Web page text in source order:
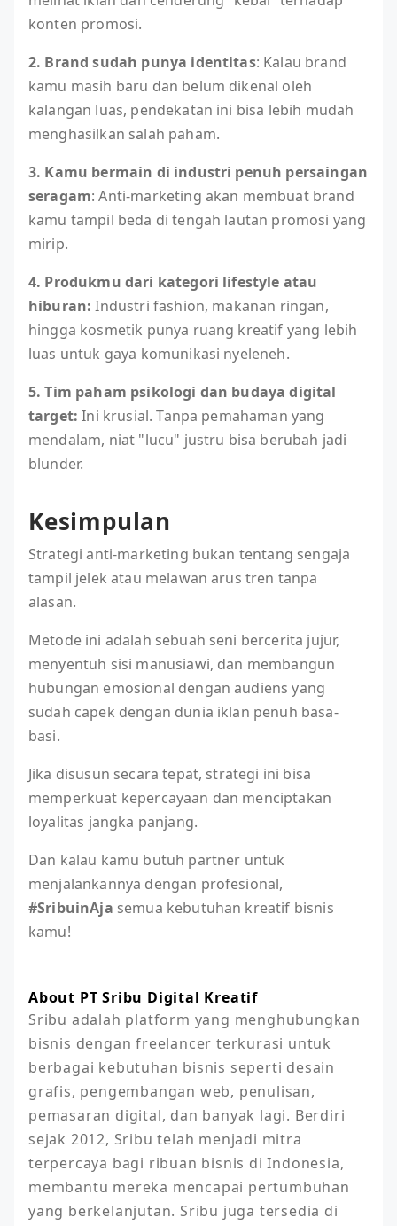
konten promosi.
2. Brand sudah punya identitas: Kalau brand
kamu masih baru dan belum dikenal oleh
kalangan luas, pendekatan ini bisa lebih mudah
menghasilkan salah paham.
3. Kamu bermain di industri penuh persaingan
seragam: Anti-marketing akan membuat brand
kamu tampil beda di tengah lautan promosi yang
mirip.
4. Produkmu dari kategori lifestyle atau
hiburan:Industri fashion, makanan ringan,
hingga kosmetik punya ruang kreatif yang lebih
luas untuk gaya komunikasi nyeleneh.
5. Tim paham psikologi dan budaya digital
target:Ini krusial. Tanpa pemahaman yang
mendalam, niat "lucu" justru bisa berubah jadi
blunder.
Kesimpulan
Strategi anti-marketing bukan tentang sengaja
tampil jelek atau melawan arus tren tanpa
alasan.
Metode ini adalah sebuah seni bercerita jujur,
menyentuh sisi manusiawi, dan membangun
hubungan emosional dengan audiens yang
sudah capek dengan dunia iklan penuh basa-
basi.
Jika disusun secara tepat, strategi ini bisa
memperkuat kepercayaan dan menciptakan
loyalitas jangka panjang.
Dan kalau kamu butuh partner untuk
menjalankannya dengan profesional,
#SribuinAja semua kebutuhan kreatif bisnis
kamu!
About PT Sribu Digital Kreatif
Sribu adalah platform yang menghubungkan
bisnis dengan freelancer terkurasi untuk
berbagai kebutuhan bisnis seperti desain
grafis, pengembangan web, penulisan,
pemasaran digital, dan banyak lagi. Berdiri
sejak 2012, Sribu telah menjadi mitra
terpercaya bagi ribuan bisnis di Indonesia,
membantu mereka mencapai pertumbuhan
yang berkelanjutan. Sribu juga tersedia di